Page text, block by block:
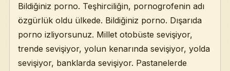
Bildiğiniz porno. Teşhirciliğin, pornogrofenin adı
özgürlük oldu ülkede. Bildiğiniz porno. Dışarıda
porno izliyorsunuz. Millet otobüste sevişiyor,
trende sevişiyor, yolun kenarında sevişiyor, yolda
sevişiyor, banklarda sevişiyor. Pastanelerde